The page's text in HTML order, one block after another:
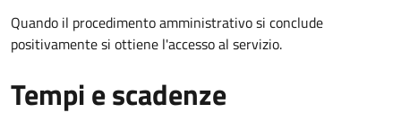
Quando il procedimento amministrativo si conclude
positivamente si ottiene l'accesso al servizio.
Tempi e scadenze